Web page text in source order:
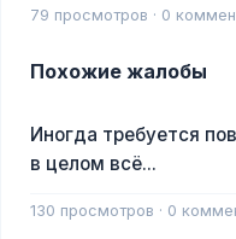
79 просмотров · 0
Похожие жалобы
Иногда требуется
в целом всё...
130 просмотров · 0